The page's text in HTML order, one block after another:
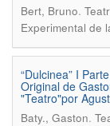
Bert, Bruno.
Experimental de
“Dulcinea” I
Original de
"Teatro"por
Baty., Gaston.